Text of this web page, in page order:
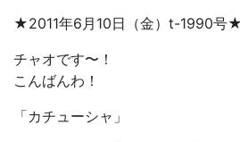
★2011年6月10日（金）t-1990号★
チャオです〜！
こんばんわ！
「カチューシャ」